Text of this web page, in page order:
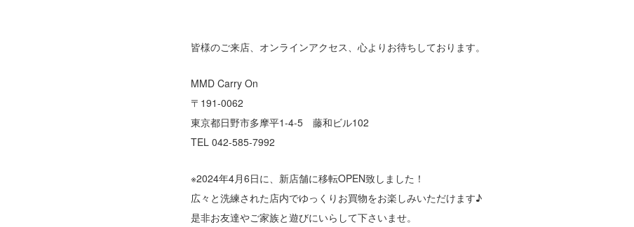
皆様のご来店、オンラインアクセス、心よりお待ちしております。
MMD Carry On
〒191-0062
東京都日野市多摩平1-4-5 藤和ビル102
TEL 042-585-7992
※2024年4月6日に、新店舗に移転OPEN致しました！
広々と洗練された店内でゆっくりお買物をお楽しみいただけます♪
是非お友達やご家族と遊びにいらして下さいませ。